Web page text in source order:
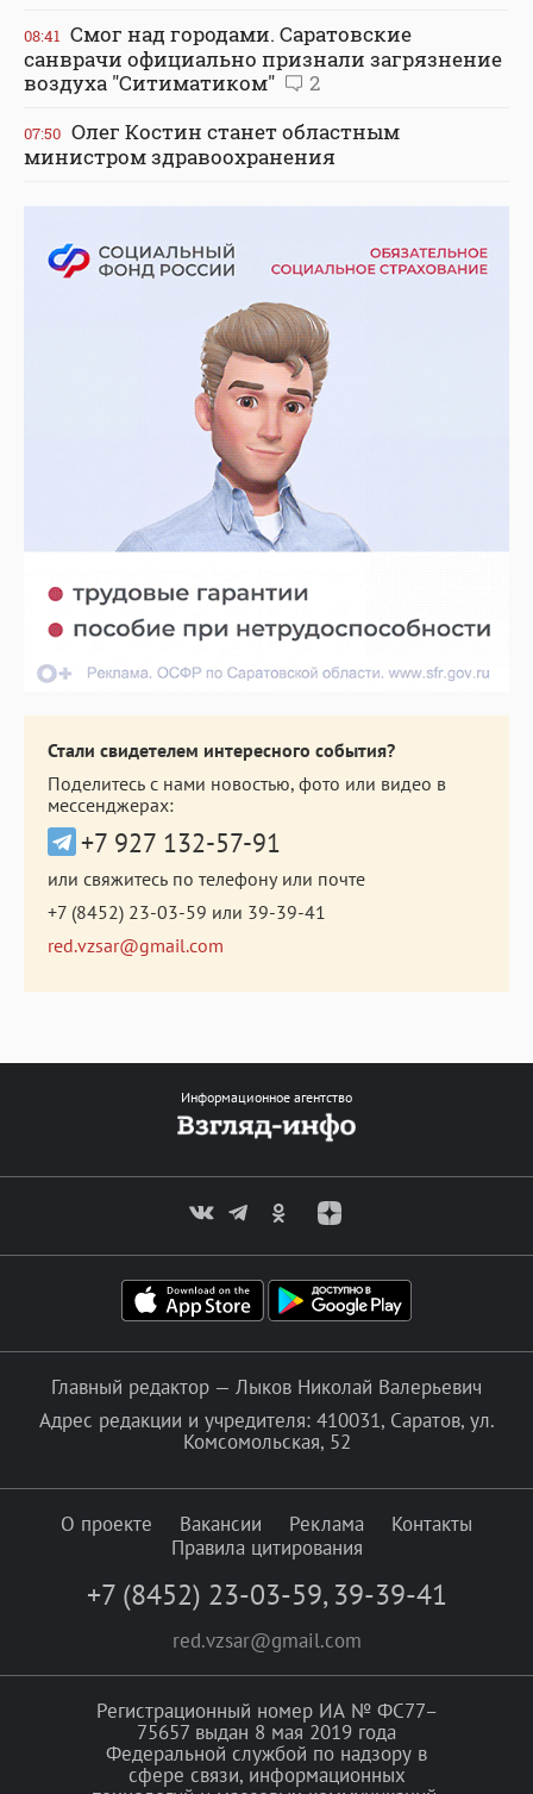
08:41 Смог над городами. Саратовские
санврачи официально признали загрязнение
воздуха "Ситиматиком"
2
07:50 Олег Костин станет областным
министром здравоохранения
Стали свидетелем интересного события?
Поделитесь с нами новостью, фото или видео в
мессенджерах:
+7 927 132-57-91
или свяжитесь по телефону или почте
+7 (8452) 23-03-59 или 39-39-41
red.vzsar@gmail.com
Информационное агентство
Главный редактор — Лыков Николай Валерьевич
Адрес редакции и учредителя: 410031, Саратов, ул.
Комсомольская, 52
О проекте Вакансии Реклама
Контакты
Правила цитирования
+7 (8452) 23-03-59, 39-39-41
red.vzsar@gmail.com
Регистрационный номер ИА № ФС77–
75657 выдан 8 мая 2019 года
Федеральной службой по надзору в
сфере связи, информационных